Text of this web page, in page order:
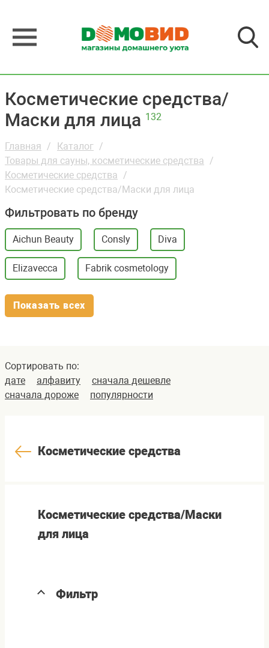
Косметические средства/
Маски для лица 132
Главная
Каталог
Товары для сауны, косметические средства
Косметические средства
Косметические средства/Маски для лица
Фильтровать по бренду
Aichun Beauty Consly Diva
Elizavecca Fabrik cosmetology
Показать всех
Сортировать по:
дате
алфавиту
сначала дешевле
сначала дороже
популярности
Косметические средства
Косметические средства/Маски
для лица
Фильтр